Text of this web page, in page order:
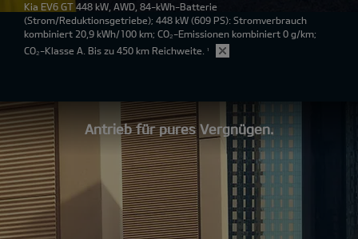
Kia EV6 GT 448 kW, AWD, 84-kWh-Batterie
(Strom/Reduktionsgetriebe); 448 kW (609 PS): Stromverbrauch
kombiniert 20,9 kWh/100 km; CO₂-Emissionen kombiniert 0 g/km;
CO₂-Klasse A. Bis zu 450 km Reichweite. ¹
Antrieb für pures Vergnügen.